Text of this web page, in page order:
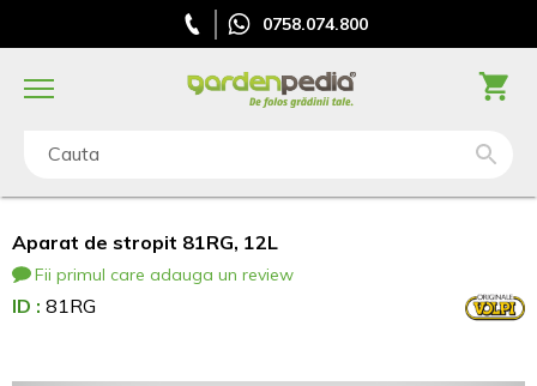
0758.074.800
Cauta
Aparat de stropit 81RG, 12L
Fii primul care adauga un review
ID : 81RG